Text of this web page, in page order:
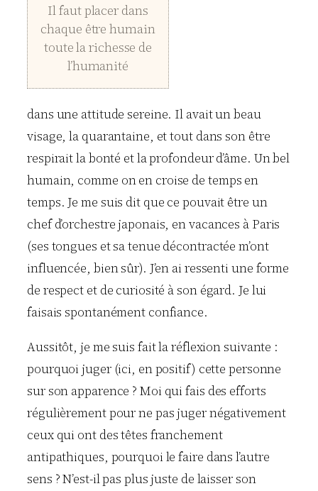
Il faut placer dans
chaque être humain
toute la richesse de
l’humanité
dans une attitude sereine. Il avait un beau
visage, la quarantaine, et tout dans son être
respirait la bonté et la profondeur d’âme. Un bel
humain, comme on en croise de temps en
temps. Je me suis dit que ce pouvait être un
chef d’orchestre japonais, en vacances à Paris
(ses tongues et sa tenue décontractée m’ont
influencée, bien sûr). J’en ai ressenti une forme
de respect et de curiosité à son égard. Je lui
faisais spontanément confiance.
Aussitôt, je me suis fait la réflexion suivante :
pourquoi juger (ici, en positif) cette personne
sur son apparence ? Moi qui fais des efforts
régulièrement pour ne pas juger négativement
ceux qui ont des têtes franchement
antipathiques, pourquoi le faire dans l’autre
sens ? N’est-il pas plus juste de laisser son